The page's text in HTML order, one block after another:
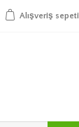
Alışveriş sepeti